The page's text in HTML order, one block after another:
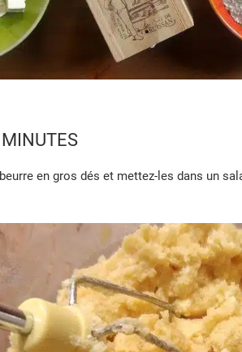
en gros dés et mettez-les dans un